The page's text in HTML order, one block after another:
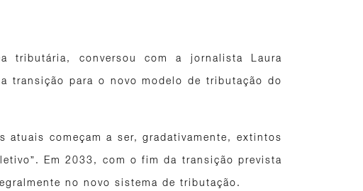
tributária, conversou com a jornalista Laura
transição para o novo modelo de tributação do
atuais começam a ser, gradativamente, extintos
Em 2033, com o fim da transição prevista
no novo sistema de tributação.